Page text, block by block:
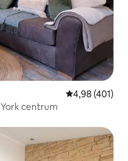
4,98 ud af 5 i
4,98 (401)
centrum